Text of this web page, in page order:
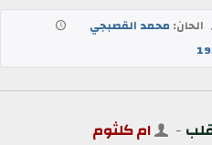
الحان: محمد القصبجي
- ام كلثوم